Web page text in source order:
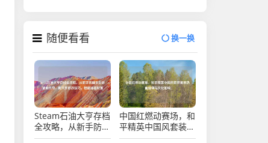
随便看看 换一换
Steam石油大亨存档
全攻略，从新手防翻
车到老饕刷传奇，附
中国红燃动赛场，和
平精英中国风套装里
的热血信仰与文化回